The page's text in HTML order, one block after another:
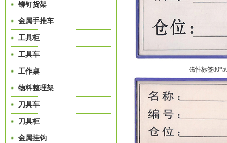
铆钉货架
金属手推车
工具柜
工具车
工作桌
物料整理架
刀具车
刀具柜
金属挂钩
磁性标签